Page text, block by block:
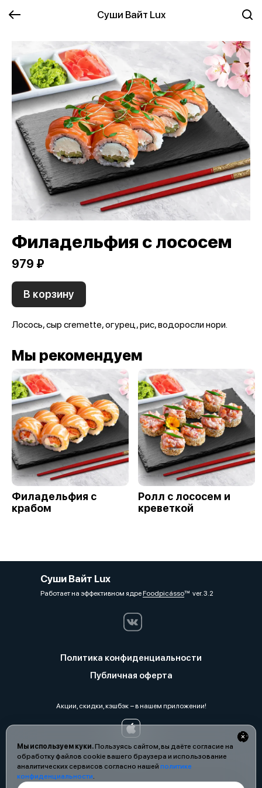
Суши Вайт Lux
Мы используем куки.Пользуясь сайтом, вы даёте согласие на
обработку файлов cookie вашего браузера и использование
аналитических сервисов согласно нашей политике
конфиденциальности.
Филадельфия с лососем
979 ₽
В корзину
Лосось, сыр cremettе, огурец, рис, водоросли нори.
Мы рекомендуем
Филадельфия с
крабом
Ролл с лососем и
креветкой
Суши Вайт Lux
Работает на эффективном ядреFoodpicássover. 3.2
Политика конфиденциальности
Публичная оферта
Акции, скидки, кэшбэк − в нашем приложении!